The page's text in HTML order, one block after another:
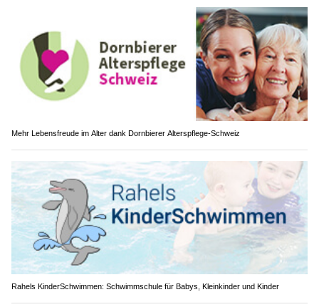
Mehr Lebensfreude im Alter dank Dornbierer Alterspflege-Schweiz
Rahels KinderSchwimmen: Schwimmschule für Babys, Kleinkinder und Kinder